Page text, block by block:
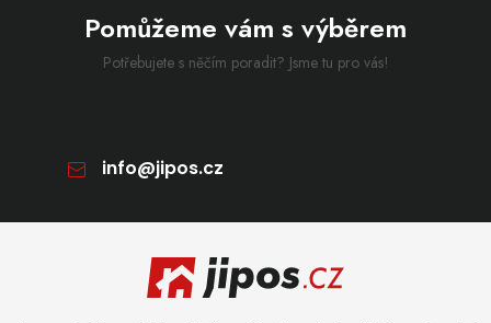
Pomůžeme vám s výběrem
Potřebujete s něčím poradit? Jsme tu pro vás!
info@jipos.cz